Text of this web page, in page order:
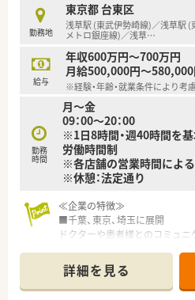
【想定されるキャリアイメージ】
■在宅医療や漢方など、専門性
しての道が用意されています。
■現場経験を積んだ後、将来的
ャーを目指すことも可能です。
■認定薬剤師の取得支援制度が
を高め活躍されています。
【想定されるモデル年収】
■これまでのご経験やスキルに
年収が想定されます。
■毎年1回の定期昇給に加えて、
■基本給とは別に、薬剤師手当
に応じて支給されます。
勤務地
東京都 台東区
浅草駅 (東武伊勢崎線)／浅草駅
メトロ銀座線)／浅草…
給与
年収600万円～700万円
月給500,000円～
※経験・年齢・就業条件により考
勤務
時間
月～金
09：00～20：00
※1日8時間・週40時間を
労働時間制
※各店舗の営業時間による
※休憩：法定通り
≪企業の特徴≫
■千葉、東京、埼玉に展開
ドクターや患者様とのコミュ
■フランチャイズ事業も行って
ートがなくてお困りの薬剤師・
契約を結び、開局前後のサポー
詳細を見る